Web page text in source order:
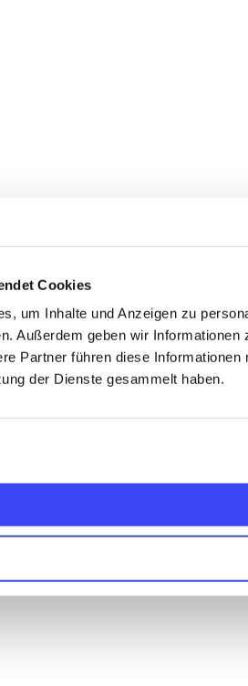
Cookies
um Inhalte und Anzeigen zu
Außerdem geben wir
Partner führen diese
der Dienste gesammelt haben.